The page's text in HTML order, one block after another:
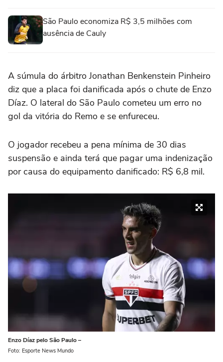
São Paulo economiza R$ 3,5 milhões com
ausência de Cauly
A súmula do árbitro Jonathan Benkenstein Pinheiro
diz que a placa foi danificada após o chute de Enzo
Díaz. O lateral do São Paulo cometeu um erro no
gol da vitória do Remo e se enfureceu.
O jogador recebeu a pena mínima de 30 dias
suspensão e ainda terá que pagar uma indenização
por causa do equipamento danificado: R$ 6,8 mil.
Enzo Díaz pelo São Paulo –
Foto: Esporte News Mundo